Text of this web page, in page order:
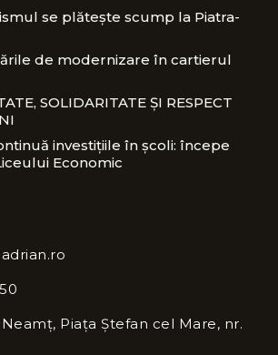
se plătește scump la Piatra-
de modernizare în cartierul
SOLIDARITATE ȘI RESPECT
investițiile în școli: începe
Economic
Piața Ștefan cel Mare, nr.